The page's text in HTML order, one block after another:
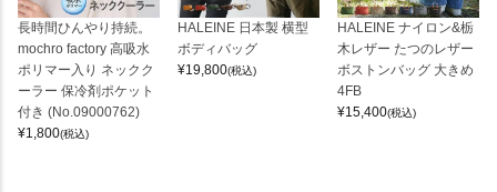
長時間ひんやり持続。
mochro factory 高吸水
ポリマー入り ネックク
ーラー 保冷剤ポケット
付き (No.09000762)
¥1,800(税込)
HALEINE 日本製 横型
ボディバッグ
¥19,800(税込)
HALEINE ナイロン&栃
木レザー たつのレザー
ボストンバッグ 大きめ
4FB
¥15,400(税込)